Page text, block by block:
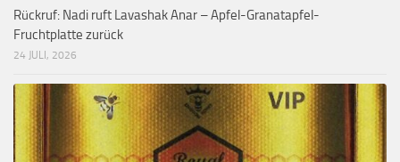
Rückruf: Nadi ruft Lavashak Anar – Apfel-Granatapfel-
Fruchtplatte zurück
24 JULI, 2026